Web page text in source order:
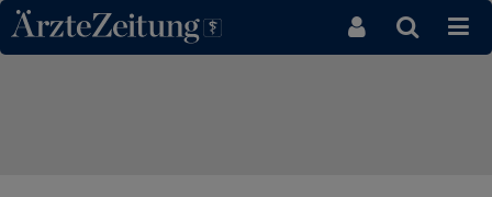
Direkt zum Inhaltsbereich